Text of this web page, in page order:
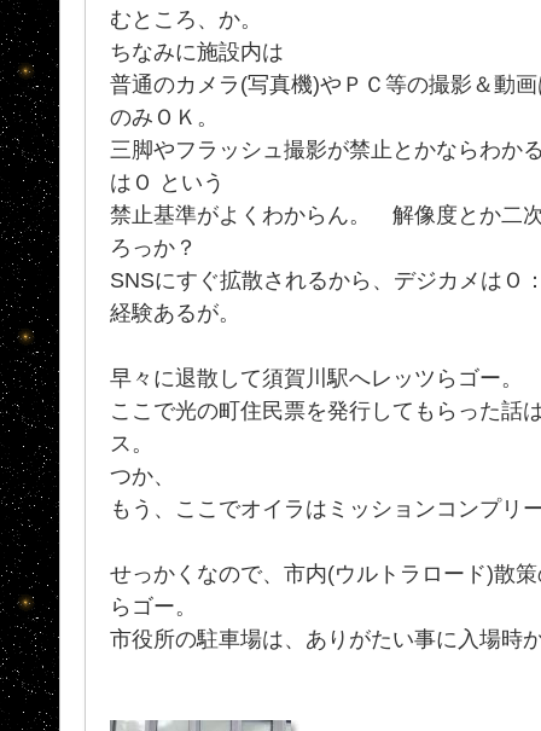
むところ、か。
ちなみに施設内は
普通のカメラ(写真機)やＰＣ等の撮影＆動
のみＯＫ。
三脚やフラッシュ撮影が禁止とかならわか
はＯ という
禁止基準がよくわからん。 解像度とか二
ろっか？
SNSにすぐ拡散されるから、デジカメはＯ
経験あるが。
早々に退散して須賀川駅へレッツらゴー。
ここで光の町住民票を発行してもらった話
ス。
つか、
もう、ここでオイラはミッションコンプリ
せっかくなので、市内(ウルトラロード)散
らゴー。
市役所の駐車場は、ありがたい事に入場時